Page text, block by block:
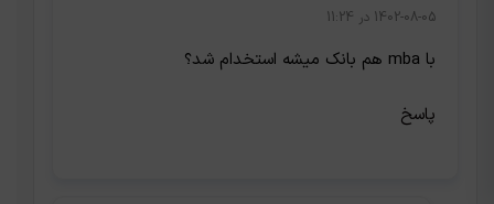
1402-08-05 در 11:24
با mba هم بانک میشه استخدام شد؟
پاسخ